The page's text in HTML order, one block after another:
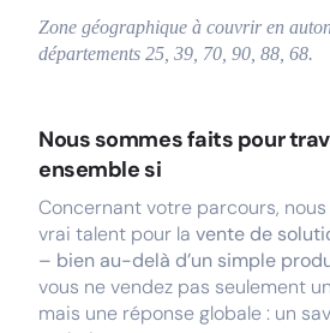
Zone géographique à couvrir en
départements 25, 39, 70, 90, 88, 68.
Nous sommes faits pour
ensemble si
Concernant votre parcours,
vrai talent pour la vente de
– bien au-delà d’un simple
vous ne vendez pas seulement
mais une réponse globale : un